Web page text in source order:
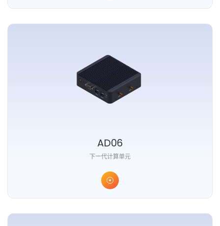
AD06
下一代计算单元